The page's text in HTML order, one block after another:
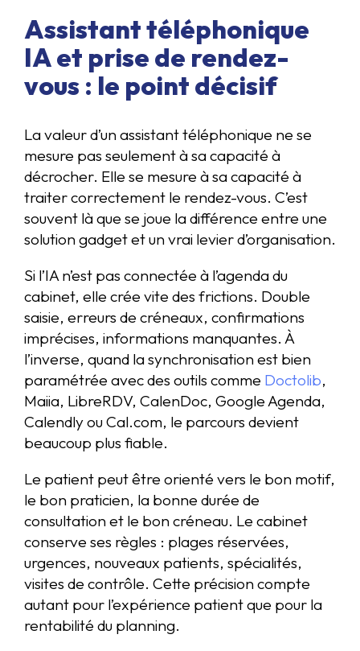
Assistant téléphonique
IA et prise de rendez-
vous : le point décisif
La valeur d’un assistant téléphonique ne se
mesure pas seulement à sa capacité à
décrocher. Elle se mesure à sa capacité à
traiter correctement le rendez-vous. C’est
souvent là que se joue la différence entre une
solution gadget et un vrai levier d’organisation.
Si l’IA n’est pas connectée à l’agenda du
cabinet, elle crée vite des frictions. Double
saisie, erreurs de créneaux, confirmations
imprécises, informations manquantes. À
l’inverse, quand la synchronisation est bien
paramétrée avec des outils comme Doctolib,
Maiia, LibreRDV, CalenDoc, Google Agenda,
Calendly ou Cal.com, le parcours devient
beaucoup plus fiable.
Le patient peut être orienté vers le bon motif,
le bon praticien, la bonne durée de
consultation et le bon créneau. Le cabinet
conserve ses règles : plages réservées,
urgences, nouveaux patients, spécialités,
visites de contrôle. Cette précision compte
autant pour l’expérience patient que pour la
rentabilité du planning.